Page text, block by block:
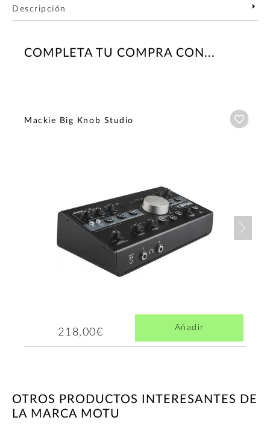
Descripción
COMPLETA TU COMPRA CON...
Mackie Big Knob Studio
218,00€ Añadir
OTROS PRODUCTOS INTERESANTES DE
LA MARCA MOTU